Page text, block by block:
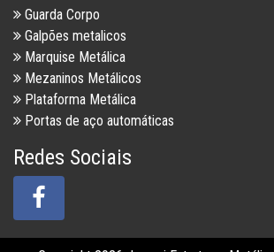
Guarda Corpo
Galpões metalicos
Marquise Metálica
Mezaninos Metálicos
Plataforma Metálica
Portas de aço automáticas
Redes Sociais